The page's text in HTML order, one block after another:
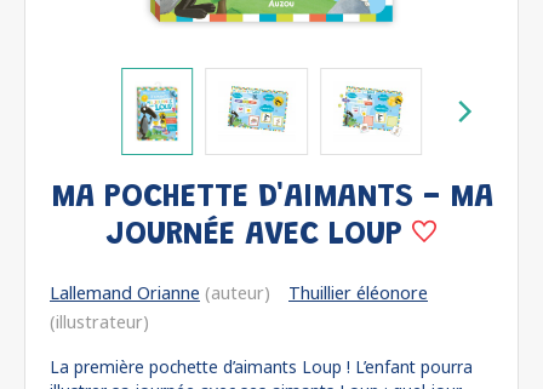
MA POCHETTE D'AIMANTS - MA
JOURNÉE AVEC LOUP
Lallemand Orianne (auteur)
Thuillier éléonore
(illustrateur)
La première pochette d’aimants Loup ! L’enfant pourra